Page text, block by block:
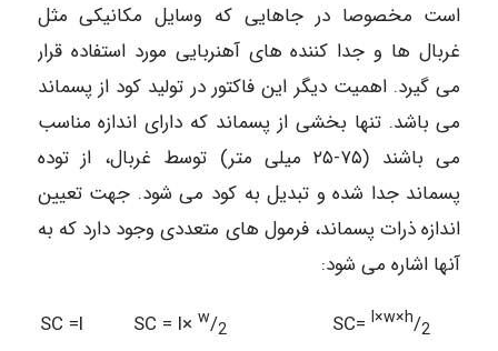
است مخصوصا در جاهایی که وسایل مکانیکی مثل
غربال ها و جدا کننده های آهنربایی مورد استفاده قرار
می گیرد. اهمیت دیگر این فاکتور در تولید کود از پسماند
می باشد. تنها بخشی از پسماند که دارای اندازه مناسب
می باشند (۷۵-۲۵ میلی متر) توسط غربال، از توده
پسماند جدا شده و تبدیل به کود می شود. جهت تعیین
اندازه ذرات پسماند، فرمول های متعددی وجود دارد که به
آنها اشاره می شود:
SC =l SC = l× w/2 SC= l×w×h/2